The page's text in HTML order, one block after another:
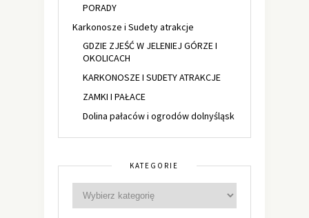
PORADY
Karkonosze i Sudety atrakcje
GDZIE ZJEŚĆ W JELENIEJ GÓRZE I
OKOLICACH
KARKONOSZE I SUDETY ATRAKCJE
ZAMKI I PAŁACE
Dolina pałaców i ogrodów dolnyśląsk
KATEGORIE